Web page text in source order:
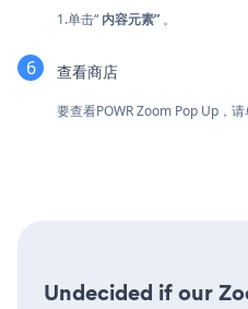
1.单击“ 内容元素” 。
查看商店
要查看POWR Zoom Pop Up，
Undecided if our